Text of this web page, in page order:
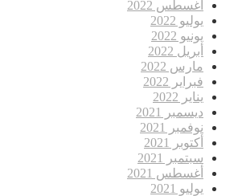
أغسطس 2022
يوليو 2022
يونيو 2022
أبريل 2022
مارس 2022
فبراير 2022
يناير 2022
ديسمبر 2021
نوفمبر 2021
أكتوبر 2021
سبتمبر 2021
أغسطس 2021
يوليو 2021